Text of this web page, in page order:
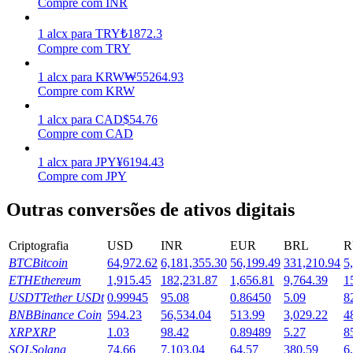
Ganhar
Ganhe recompensas competitivas diariamente
1 alcx para TRY₺1872.3
Compre com TRY
1 alcx para KRW₩55264.93
Compre com KRW
1 alcx para CAD$54.76
Compre com CAD
1 alcx para JPY¥6194.43
Compre com JPY
Outras conversões de ativos digitais
Criptografia USD INR EUR BRL
BTCBitcoin 64,972.62 6,181,355.30 56,199.49 331,210.94
ETHEthereum 1,915.45 182,231.87 1,656.81 9,764.39
USDTTether USDt 0.99945 95.08 0.86450 5.09
BNBBinance Coin 594.23 56,534.04 513.99 3,029.22
XRPXRP 1.03 98.42 0.89489 5.27
SOLSolana 74.66 7,103.04 64.57 380.59